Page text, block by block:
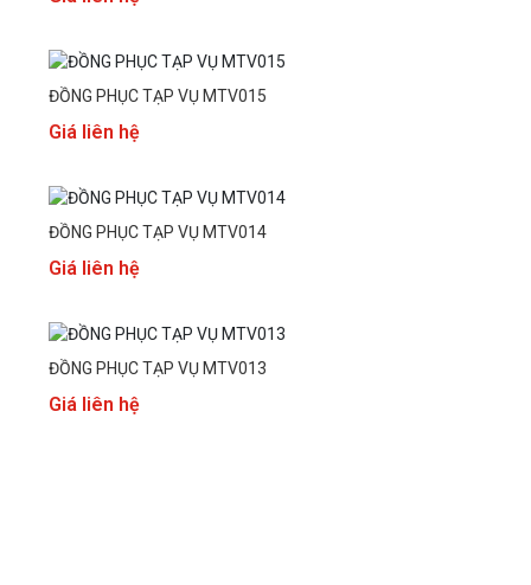
ĐỒNG PHỤC TẠP VỤ MTV015
Giá liên hệ
ĐỒNG PHỤC TẠP VỤ MTV014
Giá liên hệ
ĐỒNG PHỤC TẠP VỤ MTV013
Giá liên hệ